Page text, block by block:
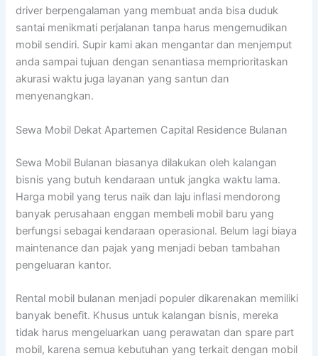
driver berpengalaman yang membuat anda bisa duduk
santai menikmati perjalanan tanpa harus mengemudikan
mobil sendiri. Supir kami akan mengantar dan menjemput
anda sampai tujuan dengan senantiasa memprioritaskan
akurasi waktu juga layanan yang santun dan
menyenangkan.
Sewa Mobil Dekat Apartemen Capital Residence Bulanan
Sewa Mobil Bulanan biasanya dilakukan oleh kalangan
bisnis yang butuh kendaraan untuk jangka waktu lama.
Harga mobil yang terus naik dan laju inflasi mendorong
banyak perusahaan enggan membeli mobil baru yang
berfungsi sebagai kendaraan operasional. Belum lagi biaya
maintenance dan pajak yang menjadi beban tambahan
pengeluaran kantor.
Rental mobil bulanan menjadi populer dikarenakan memiliki
banyak benefit. Khusus untuk kalangan bisnis, mereka
tidak harus mengeluarkan uang perawatan dan spare part
mobil, karena semua kebutuhan yang terkait dengan mobil